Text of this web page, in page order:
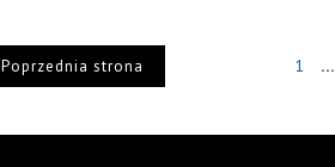
Poprzednia strona 1 ...